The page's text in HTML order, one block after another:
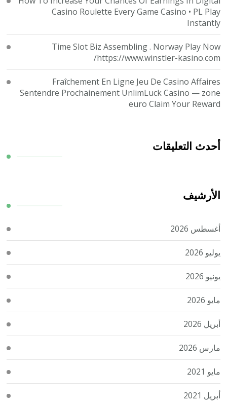
Casino Roulette Every Game Casino • PL Play
Instantly
Time Slot Biz Assembling . Norway Play Now
https://www.winstler-kasino.com/
Fraîchement En Ligne Jeu De Casino Affaires
Sentendre Prochainement UnlimLuck Casino — zone
euro Claim Your Reward
أحدث التعليقات
الأرشيف
أغسطس 2026
يوليو 2026
يونيو 2026
مايو 2026
أبريل 2026
مارس 2026
مايو 2021
أبريل 2021